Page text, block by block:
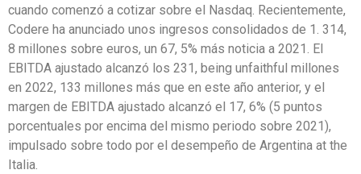
cuando comenzó a cotizar sobre el Nasdaq. Recientemente,
Codere ha anunciado unos ingresos consolidados de 1. 314,
8 millones sobre euros, un 67, 5% más noticia a 2021. El
EBITDA ajustado alcanzó los 231, being unfaithful millones
en 2022, 133 millones más que en este año anterior, y el
margen de EBITDA ajustado alcanzó el 17, 6% (5 puntos
porcentuales por encima del mismo periodo sobre 2021),
impulsado sobre todo por el desempeño de Argentina at the
Italia.